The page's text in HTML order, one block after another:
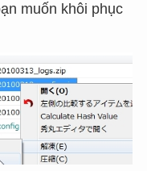
muốn khôi phục